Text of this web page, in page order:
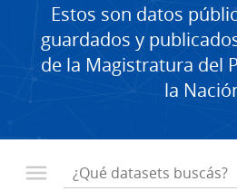
Estos son datos
guardados y
de la Magistratura del
la